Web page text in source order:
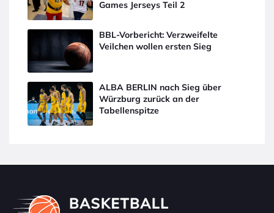
Games Jerseys Teil 2
BBL-Vorbericht: Verzweifelte
Veilchen wollen ersten Sieg
ALBA BERLIN nach Sieg über
Würzburg zurück an der
Tabellenspitze